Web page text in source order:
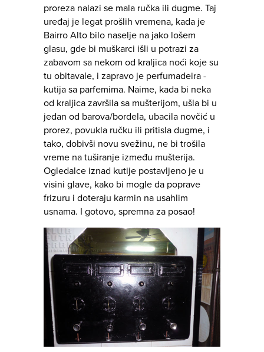
proreza nalazi se mala ručka ili dugme. Taj
uređaj je legat prošlih vremena, kada je
Bairro Alto bilo naselje na jako lošem
glasu, gde bi muškarci išli u potrazi za
zabavom sa nekom od kraljica noći koje su
tu obitavale, i zapravo je perfumadeira -
kutija sa parfemima. Naime, kada bi neka
od kraljica završila sa mušterijom, ušla bi u
jedan od barova/bordela, ubacila novčić u
prorez, povukla ručku ili pritisla dugme, i
tako, dobivši novu svežinu, ne bi trošila
vreme na tuširanje između mušterija.
Ogledalce iznad kutije postavljeno je u
visini glave, kako bi mogle da poprave
frizuru i doteraju karmin na usahlim
usnama. I gotovo, spremna za posao!